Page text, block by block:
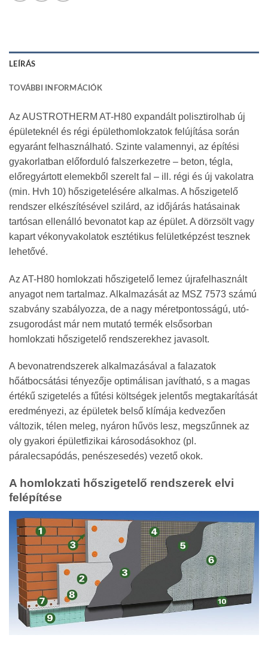
LEÍRÁS
TOVÁBBI INFORMÁCIÓK
Az AUSTROTHERM AT-H80 expandált polisztirolhab új
épületeknél és régi épülethomlokzatok felújítása során
egyaránt felhasználható. Szinte valamennyi, az építési
gyakorlatban előforduló falszerkezetre – beton, tégla,
előregyártott elemekből szerelt fal – ill. régi és új vakolatra
(min. Hvh 10) hőszigetelésére alkalmas. A hőszigetelő
rendszer elkészítésével szilárd, az időjárás hatásainak
tartósan ellenálló bevonatot kap az épület. A dörzsölt vagy
kapart vékonyvakolatok esztétikus felületképzést tesznek
lehetővé.
Az AT-H80 homlokzati hőszigetelő lemez újrafelhasznált
anyagot nem tartalmaz. Alkalmazását az MSZ 7573 számú
szabvány szabályozza, de a nagy méretpontosságú, utó-
zsugorodást már nem mutató termék elsősorban
homlokzati hőszigetelő rendszerekhez javasolt.
A bevonatrendszerek alkalmazásával a falazatok
hőátbocsátási tényezője optimálisan javítható, s a magas
értékű szigetelés a fűtési költségek jelentős megtakarítását
eredményezi, az épületek belső klímája kedvezően
változik, télen meleg, nyáron hűvös lesz, megszűnnek az
oly gyakori épületfizikai károsodásokhoz (pl.
páralecsapódás, penészesedés) vezető okok.
A homlokzati hőszigetelő rendszerek elvi
felépítése